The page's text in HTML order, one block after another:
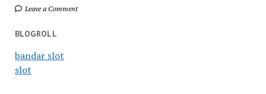
Leave a Comment
BLOGROLL
bandar slot
slot